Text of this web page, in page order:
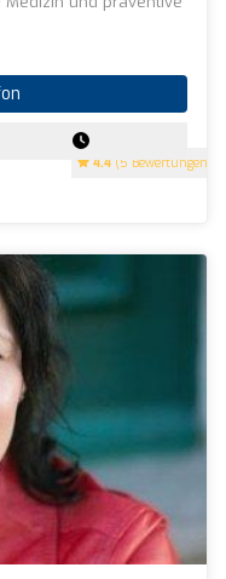
4.4 (5 Bewertungen)